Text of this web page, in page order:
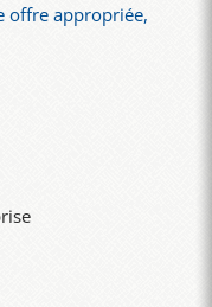
offre appropriée,